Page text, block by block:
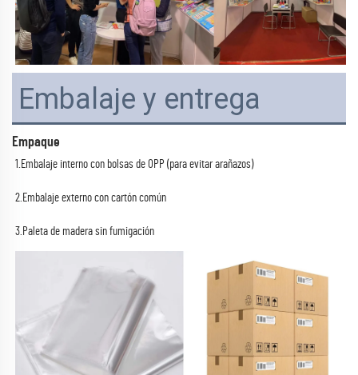
Embalaje y entrega
Empaque
1.Embalaje interno con bolsas de OPP (para evitar arañazos)
2.Embalaje externo con cartón común
3.Paleta de madera sin fumigación